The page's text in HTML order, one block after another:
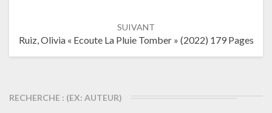
SUIVANT
Ruiz, Olivia « Ecoute La Pluie Tomber » (2022) 179 Pages
RECHERCHE : (EX: AUTEUR)